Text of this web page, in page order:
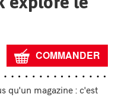
COMMANDER
qu'un magazine : c'est